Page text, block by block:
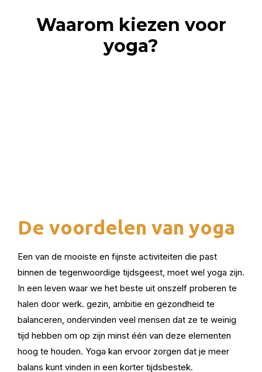
Waarom kiezen voor
yoga?
De voordelen van yoga
Een van de mooiste en fijnste activiteiten die past
binnen de tegenwoordige tijdsgeest, moet wel yoga zijn.
In een leven waar we het beste uit onszelf proberen te
halen door werk. gezin, ambitie en gezondheid te
balanceren, ondervinden veel mensen dat ze te weinig
tijd hebben om op zijn minst één van deze elementen
hoog te houden. Yoga kan ervoor zorgen dat je meer
balans kunt vinden in een korter tijdsbestek.